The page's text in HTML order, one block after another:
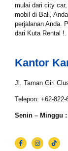
mulai dari city
mobil di Bali,
perjalanan Anda.
dari Kuta Rental !.
Tgl
Email*
Lokasi
Kantor
Jl. Taman Giri
Telepon: +62-822-
Senin – Minggu :